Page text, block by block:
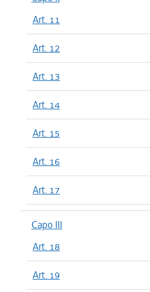
Art. 11
Art. 12
Art. 13
Art. 14
Art. 15
Art. 16
Art. 17
Capo III
Art. 18
Art. 19